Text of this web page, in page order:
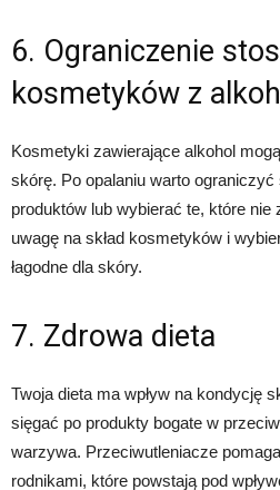
6. Ograniczenie
kosmetyków z
Kosmetyki zawierające alkohol
skórę. Po opalaniu warto
produktów lub wybierać te, które nie
uwagę na skład kosmetyków i
łagodne dla skóry.
7. Zdrowa dieta
Twoja dieta ma wpływ na kondycję
sięgać po produkty bogate w
warzywa. Przeciwutleniacze
rodnikami, które powstają pod